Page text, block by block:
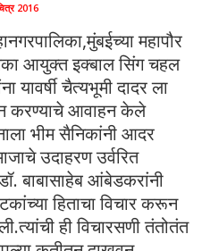
2016
महापौर
आयुक्त इक्बाल सिंग चहल
यावर्षी चैत्यभूमी दादर ला
करण्याचे आवाहन केले
भीम सैनिकांनी आदर
उदाहरण उर्वरित
बाबासाहेब आंबेडकरांनी
हिताचा विचार करून
ही विचारसणी तंतोतंत